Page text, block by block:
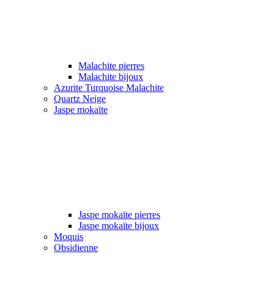
Malachite pierres
Malachite bijoux
Azurite Turquoise Malachite
Quartz Neige
Jaspe mokaïte
Jaspe mokaïte pierres
Jaspe mokaïte bijoux
Moquis
Obsidienne